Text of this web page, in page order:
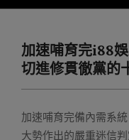
Menu加速哺育完i88
切進修貫徹黨的
加速哺育完備內需系
大勢作出的嚴重迷信